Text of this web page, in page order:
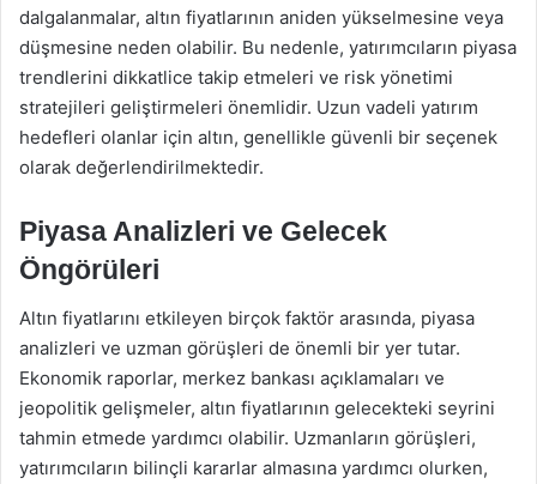
dalgalanmalar, altın fiyatlarının aniden yükselmesine veya
düşmesine neden olabilir. Bu nedenle, yatırımcıların piyasa
trendlerini dikkatlice takip etmeleri ve risk yönetimi
stratejileri geliştirmeleri önemlidir. Uzun vadeli yatırım
hedefleri olanlar için altın, genellikle güvenli bir seçenek
olarak değerlendirilmektedir.
Piyasa Analizleri ve Gelecek
Öngörüleri
Altın fiyatlarını etkileyen birçok faktör arasında, piyasa
analizleri ve uzman görüşleri de önemli bir yer tutar.
Ekonomik raporlar, merkez bankası açıklamaları ve
jeopolitik gelişmeler, altın fiyatlarının gelecekteki seyrini
tahmin etmede yardımcı olabilir. Uzmanların görüşleri,
yatırımcıların bilinçli kararlar almasına yardımcı olurken,